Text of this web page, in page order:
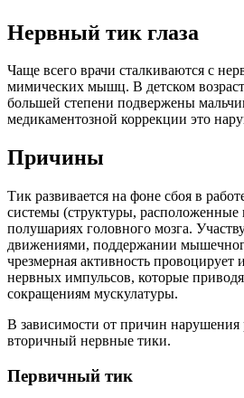
Нервный тик глаза
Чаще всего врачи сталкиваются с
мимических мышц. В детском
большей степени подвержены
медикаментозной коррекции это
Причины
Тик развивается на фоне сбоя в
системы (структуры, расположенные
полушариях головного мозга.
движениями, поддержании
чрезмерная активность провоцирует
нервных импульсов, которые
сокращениям мускулатуры.
В зависимости от причин
вторичный нервные тики.
Первичный тик